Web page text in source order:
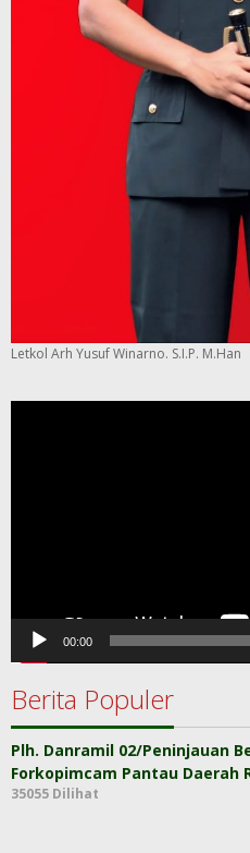
Letkol Arh Yusuf Winarno. S.I.P. M.Han
00:00
Berita Populer
Plh. Danramil 02/Peninjauan
Forkopimcam Pantau Daerah
35055 Dilihat